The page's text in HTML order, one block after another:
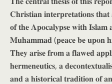
𝐂𝐡𝐫𝐢𝐬𝐭𝐢𝐚𝐧 𝐢𝐧𝐭𝐞𝐫𝐩𝐫𝐞𝐭𝐚𝐭𝐢𝐨𝐧𝐬
𝐨𝐟 𝐭𝐡𝐞 𝐀𝐩𝐨𝐜𝐚𝐥𝐲𝐩𝐬𝐞 𝐰𝐢𝐭𝐡 𝐈𝐬𝐥𝐚𝐦
𝐌𝐮𝐡𝐚𝐦𝐦𝐚𝐝 (𝐩𝐞𝐚𝐜𝐞 𝐛𝐞 𝐮𝐩𝐨𝐧
𝐓𝐡𝐞𝐲 𝐚𝐫𝐢𝐬𝐞 𝐟𝐫𝐨𝐦 𝐚 𝐟𝐥𝐚𝐰𝐞𝐝
𝐡𝐞𝐫𝐦𝐞𝐧𝐞𝐮𝐭𝐢𝐜𝐬, 𝐚
𝐚𝐧𝐝 𝐚 𝐡𝐢𝐬𝐭𝐨𝐫𝐢𝐜𝐚𝐥 𝐭𝐫𝐚𝐝𝐢𝐭𝐢𝐨𝐧 𝐨𝐟